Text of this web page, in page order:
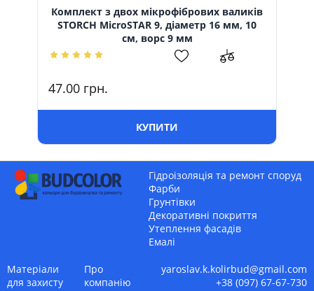
Комплект з двох мікрофібрових валиків
STORCH MicroSTAR 9, діаметр 16 мм, 10
см, ворс 9 мм
47.00 грн.
КУПИТИ
Гідроізоляція та ремонт споруд
Фарби
Грунтівки
Декоративні покриття
Утеплення фасадів
Емалі
Матеріали
для захисту
Про
компанію
yaroslav.k.kolirbud@gmail.com
+38 (097) 67-67-730